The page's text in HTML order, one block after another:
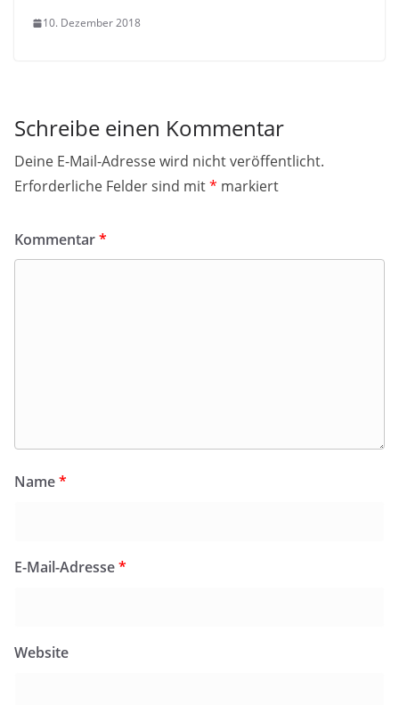
10. Dezember 2018
Schreibe einen Kommentar
Deine E-Mail-Adresse wird nicht veröffentlicht.
Erforderliche Felder sind mit* markiert
Kommentar*
Name*
E-Mail-Adresse*
Website